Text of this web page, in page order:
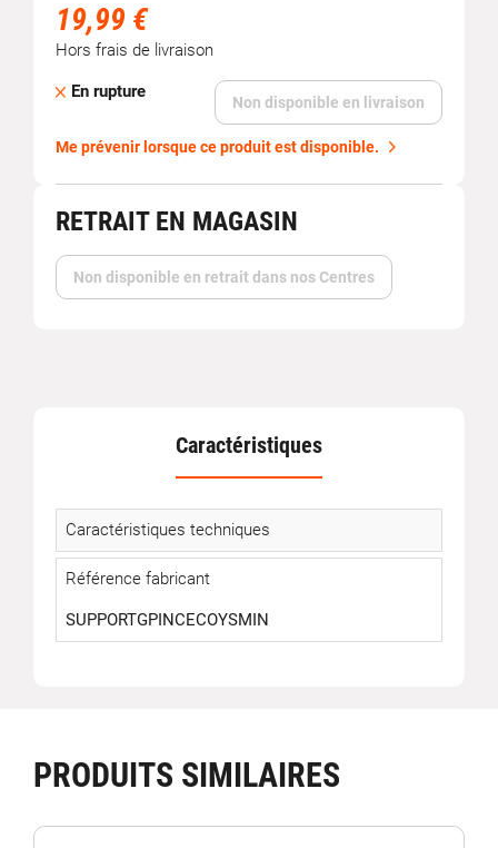
19,99 €
Hors frais de livraison
En rupture
Non disponible en livraison
Me prévenir lorsque ce produit est disponible.
RETRAIT EN MAGASIN
Non disponible en retrait dans nos Centres
Caractéristiques
Caractéristiques techniques
Référence fabricant
SUPPORTGPINCECOYSMIN
PRODUITS SIMILAIRES